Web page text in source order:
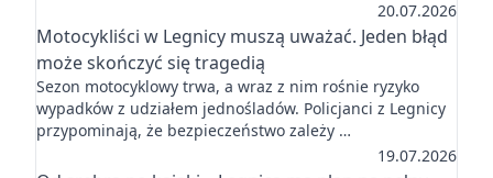
20.07.2026
Motocykliści w Legnicy muszą uważać. Jeden błąd
może skończyć się tragedią
Sezon motocyklowy trwa, a wraz z nim rośnie ryzyko
wypadków z udziałem jednośladów. Policjanci z Legnicy
przypominają, że bezpieczeństwo zależy …
19.07.2026